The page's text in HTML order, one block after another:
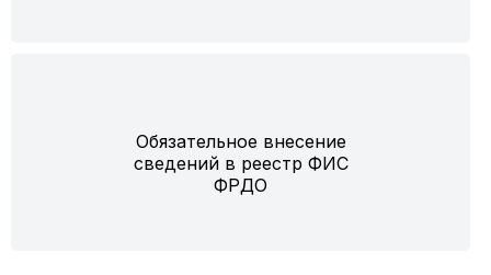
Обязательное внесение
сведений в реестр ФИС
ФРДО